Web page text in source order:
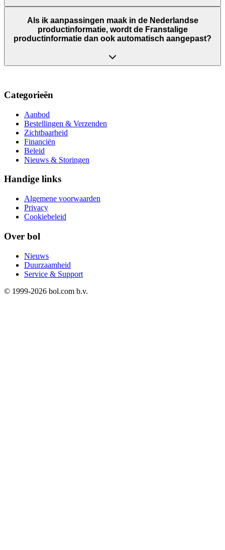
Als ik aanpassingen maak in de Nederlandse
productinformatie, wordt de Franstalige
productinformatie dan ook automatisch aangepast?
Categorieën
Aanbod
Bestellingen & Verzenden
Zichtbaarheid
Financiën
Beleid
Nieuws & Storingen
Handige links
Algemene voorwaarden
Privacy
Cookiebeleid
Over bol
Nieuws
Duurzaamheid
Service & Support
© 1999-2026 bol.com b.v.